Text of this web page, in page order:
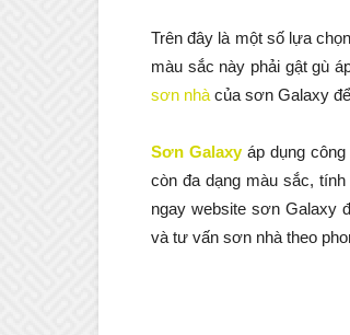
Trên đây là một số lựa
màu sắc này phải gật gù
sơn nhà của sơn Galaxy
Sơn Galaxyáp dụng công
còn đa dạng màu sắc,
ngay website sơn Galaxy
và tư vấn sơn nhà theo